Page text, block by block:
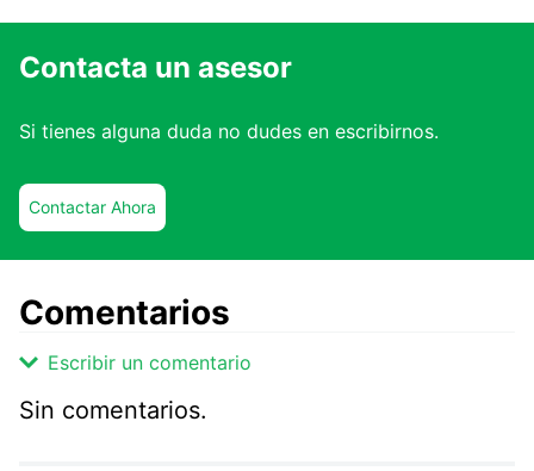
Contacta un asesor
Si tienes alguna duda no dudes en escribirnos.
Contactar Ahora
Comentarios
Escribir un comentario
Sin comentarios.